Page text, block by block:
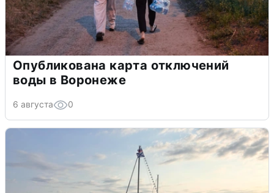
Опубликована карта отключений
воды в Воронеже
6 августа 0